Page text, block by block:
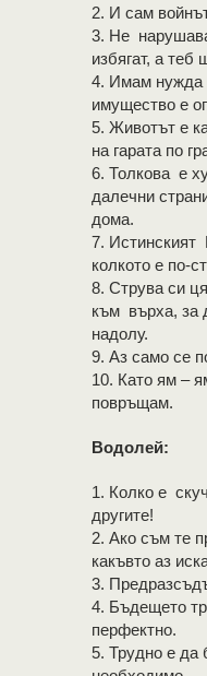
2. И сам
3. Не
избягат, а теб
4. Имам нужда
имущество е
5. Животът е
на гарата по
6. Толкова е
далечни
дома.
7. Истинският
колкото е по-
8. Струва си
към върха, за
надолу.
9. Аз само се
10. Като ям –
повръщам.
Водолей:
1. Колко е
другите!
2. Ако съм те
какъвто аз
3.
4. Бъдещето
перфектно.
5. Трудно е да